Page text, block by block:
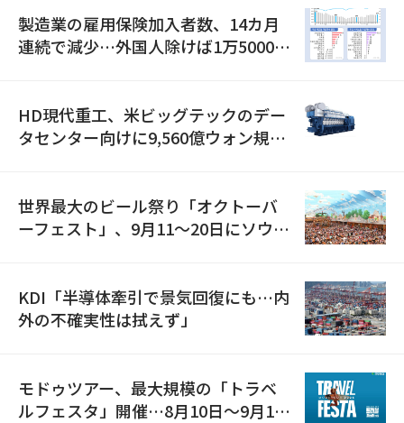
製造業の雇用保険加入者数、14カ月
連続で減少…外国人除けば1万5000人
HD現代重工、米ビッグテックのデー
タセンター向けに9,560億ウォン規模
世界最大のビール祭り「オクトーバ
ーフェスト」、9月11〜20日にソウル
KDI「半導体牽引で景気回復にも…内
外の不確実性は拭えず」
モドゥツアー、最大規模の「トラベ
ルフェスタ」開催…8月10日～9月11